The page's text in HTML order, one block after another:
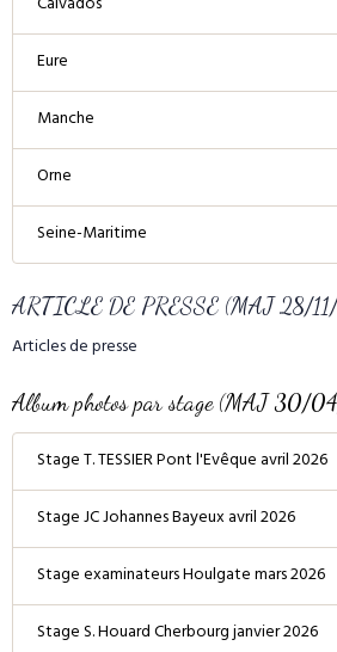
Eure
Manche
Orne
Seine-Maritime
ARTICLE DE PRESSE (MAJ 28/
Articles de presse
Album photos par stage (MAJ 30/
Stage T. TESSIER Pont l'Evêque avril 2026
Stage JC Johannes Bayeux avril 2026
Stage examinateurs Houlgate mars 2026
Stage S. Houard Cherbourg janvier 2026